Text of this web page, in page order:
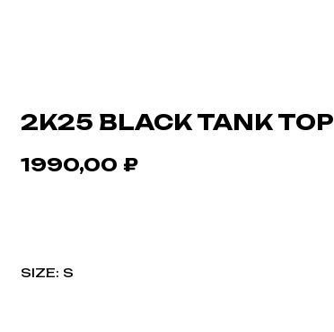
2K25 BLACK TANK TOP
1990,00 ₽
SIZE: S